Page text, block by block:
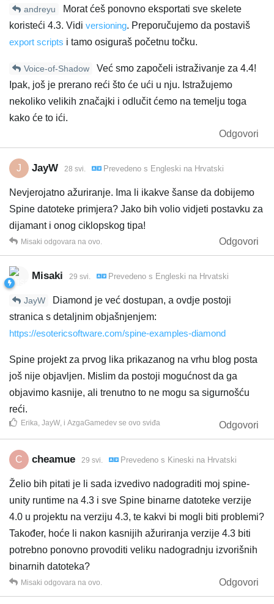
andreyu
Morat ćeš ponovno eksportati sve skelete
koristeći 4.3. Vidi versioning. Preporučujemo da postaviš
export scripts i tamo osiguraš početnu točku.
Voice-of-Shadow
Već smo započeli istraživanje za 4.4!
Ipak, još je prerano reći što će ući u nju. Istražujemo
nekoliko velikih značajki i odlučit ćemo na temelju toga
kako će to ići.
Odgovori
J JayW 28 svi. Prevedeno s Engleski na Hrvatski
Nevjerojatno ažuriranje. Ima li ikakve šanse da dobijemo
Spine datoteke primjera? Jako bih volio vidjeti postavku za
dijamant i onog ciklopskog tipa!
Odgovori
Misaki odgovara na ovo.
Misaki 29 svi. Prevedeno s Engleski na Hrvatski
JayW
Diamond je već dostupan, a ovdje postoji
stranica s detaljnim objašnjenjem:
https://esotericsoftware.com/spine-examples-diamond
Spine projekt za prvog lika prikazanog na vrhu blog posta
još nije objavljen. Mislim da postoji mogućnost da ga
objavimo kasnije, ali trenutno to ne mogu sa sigurnošću
reći.
Odgovori
Erika, JayW, i AzgaGamedev se ovo sviđa
C cheamue 29 svi. Prevedeno s Kineski na Hrvatski
Želio bih pitati je li sada izvedivo nadograditi moj spine-
unity runtime na 4.3 i sve Spine binarne datoteke verzije
4.0 u projektu na verziju 4.3, te kakvi bi mogli biti problemi?
Također, hoće li nakon kasnijih ažuriranja verzije 4.3 biti
potrebno ponovno provoditi veliku nadogradnju izvorišnih
binarnih datoteka?
Odgovori
Misaki odgovara na ovo.